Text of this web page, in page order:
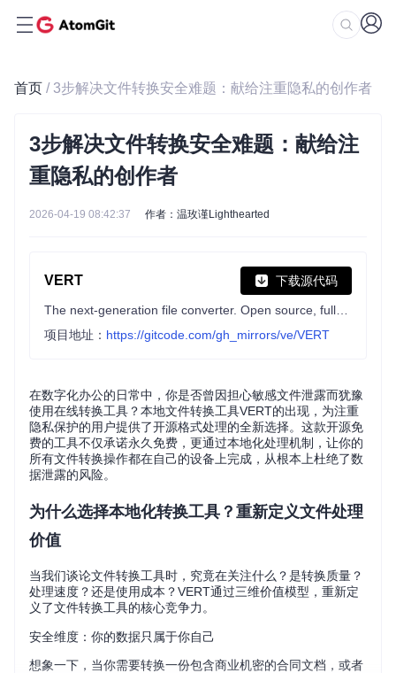
首页 / 3步解决文件转换安全难题：献给注重隐私的创作者
3步解决文件转换安全难题：献给注
重隐私的创作者
2026-04-19 08:42:37 作者：温玫谨Lighthearted
VERT 下载源代码
项目地址： https://gitcode.com/gh_mirrors/ve/VERT
在数字化办公的日常中，你是否曾因担心敏感文件泄露而犹豫
使用在线转换工具？本地文件转换工具VERT的出现，为注重
隐私保护的用户提供了开源格式处理的全新选择。这款开源免
费的工具不仅承诺永久免费，更通过本地化处理机制，让你的
所有文件转换操作都在自己的设备上完成，从根本上杜绝了数
据泄露的风险。
为什么选择本地化转换工具？重新定义文件处理
价值
当我们谈论文件转换工具时，究竟在关注什么？是转换质量？
处理速度？还是使用成本？VERT通过三维价值模型，重新定
义了文件转换工具的核心竞争力。
安全维度：你的数据只属于你自己
想象一下，当你需要转换一份包含商业机密的合同文档，或者